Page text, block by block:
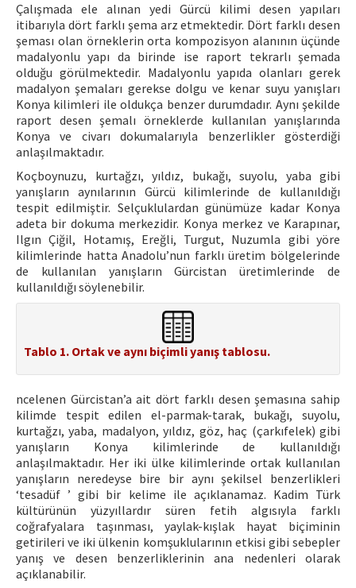
Çalışmada ele alınan yedi Gürcü kilimi desen yapıları
itibarıyla dört farklı şema arz etmektedir. Dört farklı desen
şeması olan örneklerin orta kompozisyon alanının üçünde
madalyonlu yapı da birinde ise raport tekrarlı şemada
olduğu görülmektedir. Madalyonlu yapıda olanları gerek
madalyon şemaları gerekse dolgu ve kenar suyu yanışları
Konya kilimleri ile oldukça benzer durumdadır. Aynı şekilde
raport desen şemalı örneklerde kullanılan yanışlarında
Konya ve civarı dokumalarıyla benzerlikler gösterdiği
anlaşılmaktadır.
Koçboynuzu, kurtağzı, yıldız, bukağı, suyolu, yaba gibi
yanışların aynılarının Gürcü kilimlerinde de kullanıldığı
tespit edilmiştir. Selçuklulardan günümüze kadar Konya
adeta bir dokuma merkezidir. Konya merkez ve Karapınar,
Ilgın Çiğil, Hotamış, Ereğli, Turgut, Nuzumla gibi yöre
kilimlerinde hatta Anadolu’nun farklı üretim bölgelerinde
de kullanılan yanışların Gürcistan üretimlerinde de
kullanıldığı söylenebilir.
Tablo 1. Ortak ve aynı biçimli yanış tablosu.
ncelenen Gürcistan’a ait dört farklı desen şemasına sahip
kilimde tespit edilen el-parmak-tarak, bukağı, suyolu,
kurtağzı, yaba, madalyon, yıldız, göz, haç (çarkıfelek) gibi
yanışların Konya kilimlerinde de kullanıldığı
anlaşılmaktadır. Her iki ülke kilimlerinde ortak kullanılan
yanışların neredeyse bire bir aynı şekilsel benzerlikleri
‘tesadüf ’ gibi bir kelime ile açıklanamaz. Kadim Türk
kültürünün yüzyıllardır süren fetih algısıyla farklı
coğrafyalara taşınması, yaylak-kışlak hayat biçiminin
getirileri ve iki ülkenin komşuklularının etkisi gibi sebepler
yanış ve desen benzerliklerinin ana nedenleri olarak
açıklanabilir.